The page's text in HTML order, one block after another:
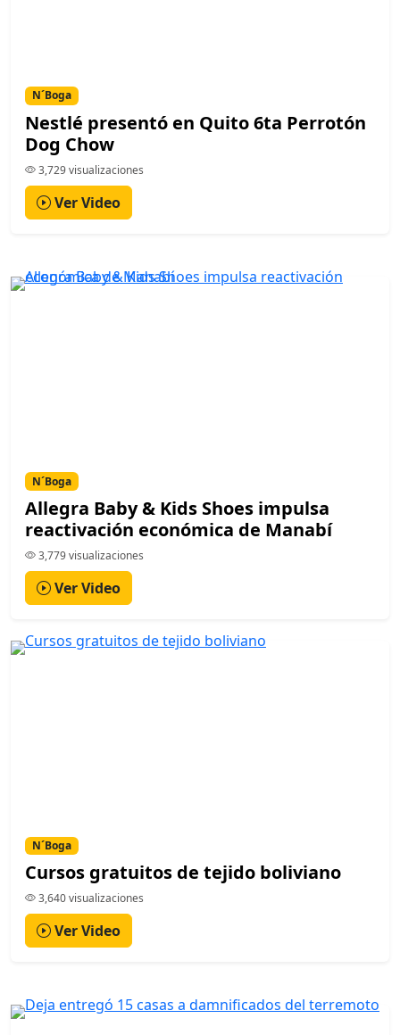
N´Boga
Nestlé presentó en Quito 6ta Perrotón
Dog Chow
3,729 visualizaciones
Ver Video
N´Boga
Allegra Baby & Kids Shoes impulsa
reactivación económica de Manabí
3,779 visualizaciones
Ver Video
N´Boga
Cursos gratuitos de tejido boliviano
3,640 visualizaciones
Ver Video